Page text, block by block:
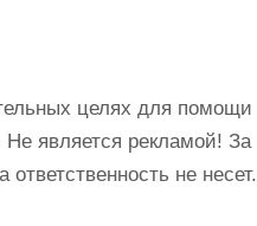
целях для помощи
является рекламой! За
не несет.